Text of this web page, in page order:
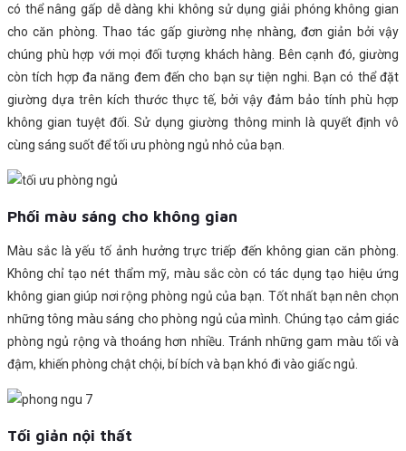
có thể nâng gấp dễ dàng khi không sử dụng giải phóng không gian
cho căn phòng. Thao tác gấp giường nhẹ nhàng, đơn giản bởi vậy
chúng phù hợp với mọi đối tượng khách hàng. Bên cạnh đó, giường
còn tích hợp đa năng đem đến cho bạn sự tiện nghi. Bạn có thể đặt
giường dựa trên kích thước thực tế, bởi vậy đảm bảo tính phù hợp
không gian tuyệt đối. Sử dụng giường thông minh là quyết định vô
cùng sáng suốt để tối ưu phòng ngủ nhỏ của bạn.
Phối màu sáng cho không gian
Màu sắc là yếu tố ảnh hưởng trực triếp đến không gian căn phòng.
Không chỉ tạo nét thẩm mỹ, màu sắc còn có tác dụng tạo hiệu ứng
không gian giúp nơi rộng phòng ngủ của bạn. Tốt nhất bạn nên chọn
những tông màu sáng cho phòng ngủ của mình. Chúng tạo cảm giác
phòng ngủ rộng và thoáng hơn nhiều. Tránh những gam màu tối và
đậm, khiến phòng chật chội, bí bích và bạn khó đi vào giấc ngủ.
Tối giản nội thất